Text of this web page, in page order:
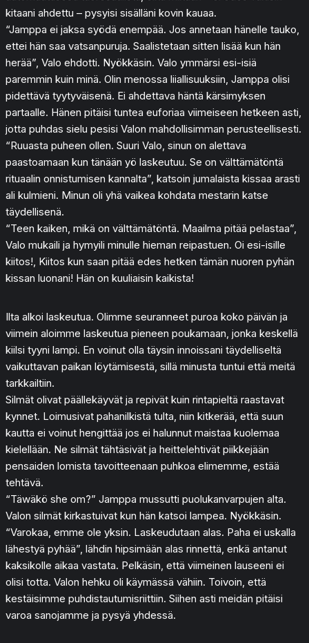
kitaani ahdettu – pysyisi sisälläni kovin kauaa.
“Jamppa ei jaksa syödä enempää. Jos annetaan hänelle tauko,
ettei hän saa vatsanpuruja. Saalistetaan sitten lisää kun hän
herää”, Valo ehdotti. Nyökkäsin. Valo ymmärsi esi-isiä
paremmin kuin minä. Olin menossa liiallisuuksiin, Jamppa olisi
pidettävä tyytyväisenä. Ei ahdettava häntä kärsimyksen
partaalle. Hänen pitäisi tuntea euforiaa viimeiseen hetkeen asti,
jotta puhdas sielu pesisi Valon mahdollisimman perusteellisesti.
“Ruuasta puheen ollen. Suuri Valo, sinun on alettava
paastoamaan kun tänään yö laskeutuu. Se on välttämätöntä
rituaalin onnistumisen kannalta”, katsoin jumalaista kissaa arasti
ali kulmieni. Minun oli yhä vaikea kohdata mestarin katse
täydellisenä.
“Teen kaiken, mikä on välttämätöntä. Maailma pitää pelastaa”,
Valo mukaili ja hymyili minulle hieman reipastuen. Oi esi-isille
kiitos!, Kiitos kun saan pitää edes hetken tämän nuoren pyhän
kissan luonani! Hän on kuuliaisin kaikista!
Ilta alkoi laskeutua. Olimme seuranneet puroa koko päivän ja
viimein aloimme laskeutua pieneen poukamaan, jonka keskellä
kiilsi tyyni lampi. En voinut olla täysin innoissani täydelliseltä
vaikuttavan paikan löytämisestä, sillä minusta tuntui että meitä
tarkkailtiin.
Silmät olivat päällekäyvät ja repivät kuin rintapieltä raastavat
kynnet. Loimusivat pahanilkistä tulta, niin kitkerää, että suun
kautta ei voinut hengittää jos ei halunnut maistaa kuolemaa
kielellään. Ne silmät tähtäsivät ja heittelehtivät piikkejään
pensaiden lomista tavoitteenaan puhkoa elimemme, estää
tehtävä.
“Täwäkö she om?” Jamppa mussutti puolukanvarpujen alta.
Valon silmät kirkastuivat kun hän katsoi lampea. Nyökkäsin.
“Varokaa, emme ole yksin. Laskeudutaan alas. Paha ei uskalla
lähestyä pyhää”, lähdin hipsimään alas rinnettä, enkä antanut
kaksikolle aikaa vastata. Pelkäsin, että viimeinen lauseeni ei
olisi totta. Valon hehku oli käymässä vähiin. Toivoin, että
kestäisimme puhdistautumisriittiin. Siihen asti meidän pitäisi
varoa sanojamme ja pysyä yhdessä.